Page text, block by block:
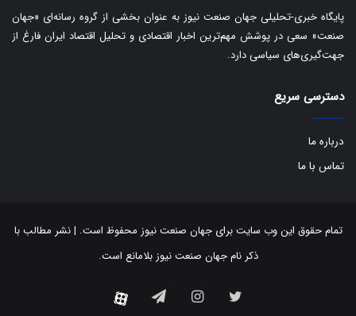
پایگاه خبری-تحلیلی جهان صنعت نیوز به عنوان بخشی از گروه رسانه‌ای «جهان
صنعت» سعی در پوشش مهم‌ترین اخبار اقتصادی و تحلیل اقتصاد ایران فارغ از
جهت‌گیری‌های سیاسی دارد.
دسترسی سریع
درباره ما
تماس با ما
تمام حقوق این وب سایت برای جهان صنعت نیوز محفوظ است. | نشر مطالب با
ذکر نام جهان صنعت نیوز بلامانع است.
توییتر اینستاگرامتلگرام